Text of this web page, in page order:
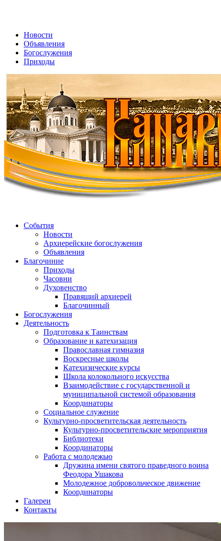
Новости
Объявления
Богослужения
Приходы
События
Новости
Архиерейские богослужения
Объявления
Благочиние
Приходы
Часовни
Духовенство
Правящий архиерей
Благочинный
Богослужения
Деятельность
Подготовка к Таинствам
Образование и катехизация
Православная гимназия
Воскресные школы
Катехизические курсы
Школа колокольного искусства
Взаимодействие с государственной и
муниципальной системой образования
Координаторы
Социальное служение
Культурно-просветительская деятельность
Культурно-просветительские мероприятия
Библиотеки
Координаторы
Работа с молодежью
Дружина имени святого праведного воина
Феодора Ушакова
Молодежное добровольческое движение
Координаторы
Галереи
Контакты